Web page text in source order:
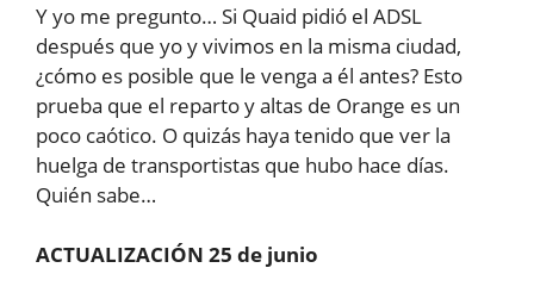
Y yo me pregunto… Si Quaid pidió el ADSL
después que yo y vivimos en la misma ciudad,
¿cómo es posible que le venga a él antes? Esto
prueba que el reparto y altas de Orange es un
poco caótico. O quizás haya tenido que ver la
huelga de transportistas que hubo hace días.
Quién sabe…
ACTUALIZACIÓN 25 de junio